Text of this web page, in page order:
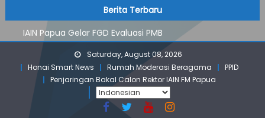
to
content
Berita Terbaru
IAIN Papua Gelar FGD Evaluasi PMB
KKN IAIN Papua: Kelompok Skow Sae Kolaborasi dengan
KKN UGM dan Uncen
Para Mahasiswa PGMI IAIN Papua Tembus Jurnal
Terindeks Google Scholar
Pembekalan KKN: Bangun Komunikasi Aktif dengan
Saturday, August 08, 2026
Honai Smart News
Rumah Moderasi Beragama
PPID
Penjaringan Bakal Calon Rektor IAIN FM Papua